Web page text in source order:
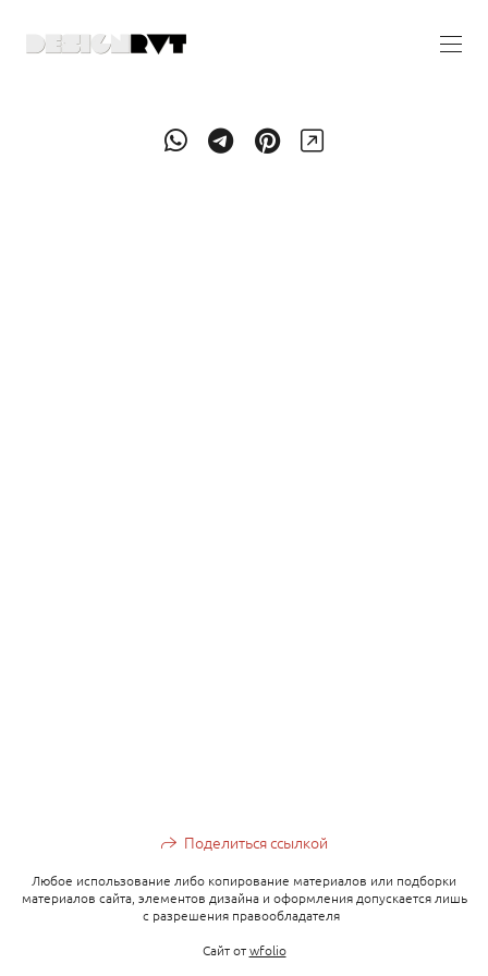
Поделиться ссылкой
Любое использование либо копирование материалов или подборки
материалов сайта, элементов дизайна и оформления допускается лишь
с разрешения правообладателя
Сайт отwfolio